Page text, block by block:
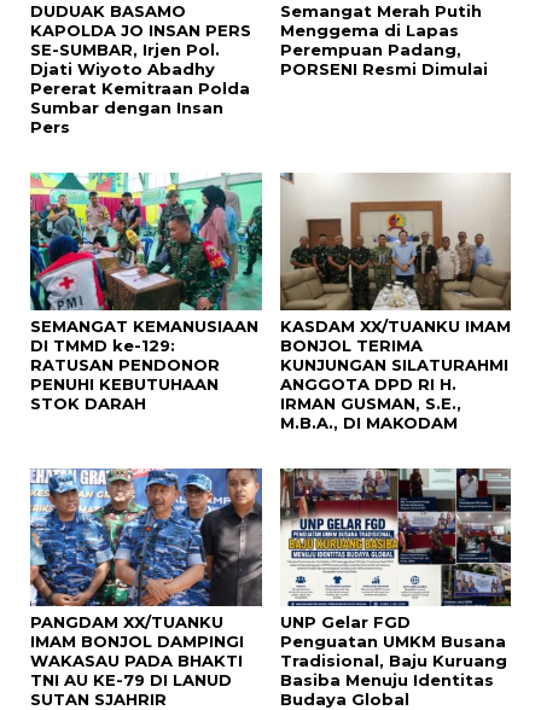
DUDUAK BASAMO
KAPOLDA JO INSAN PERS
SE-SUMBAR, Irjen Pol.
Djati Wiyoto Abadhy
Pererat Kemitraan Polda
Sumbar dengan Insan
Pers
Semangat Merah Putih
Menggema di Lapas
Perempuan Padang,
PORSENI Resmi Dimulai
SEMANGAT KEMANUSIAAN
DI TMMD ke-129:
RATUSAN PENDONOR
PENUHI KEBUTUHAAN
STOK DARAH
KASDAM XX/TUANKU IMAM
BONJOL TERIMA
KUNJUNGAN SILATURAHMI
ANGGOTA DPD RI H.
IRMAN GUSMAN, S.E.,
M.B.A., DI MAKODAM
PANGDAM XX/TUANKU
IMAM BONJOL DAMPINGI
WAKASAU PADA BHAKTI
TNI AU KE-79 DI LANUD
SUTAN SJAHRIR
UNP Gelar FGD
Penguatan UMKM Busana
Tradisional, Baju Kuruang
Basiba Menuju Identitas
Budaya Global